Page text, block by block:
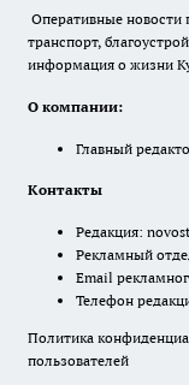
Оперативные
транспорт,
информация о жизни
О компании:
Главный
Контакты
Редакция:
Рекламный
Email
Телефон
Политика
пользователей